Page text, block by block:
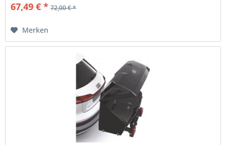
67,49 € * 72,00 € *
Merken